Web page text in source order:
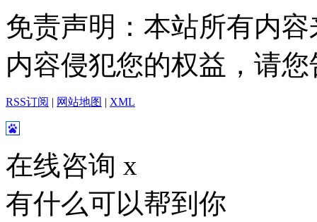
免责声明：本站所有内
内容侵犯您的权益，请
RSS订阅 | 网站地图 | XML
在线咨询 x
有什么可以帮到你